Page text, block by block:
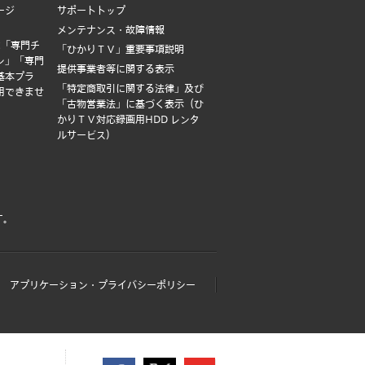
ジ
専門チ
」「専門
本プラ
できませ
サポートトップ
メンテナンス・故障情報
「ひかりＴＶ」重要事項説明
提供事業者等に関する表示
「特定商取引に関する法律」及び
「古物営業法」に基づく表示（ひ
かりＴＶ対応録画用HDD レンタ
ルサービス）
アプリケーション・プライバシーポリシー